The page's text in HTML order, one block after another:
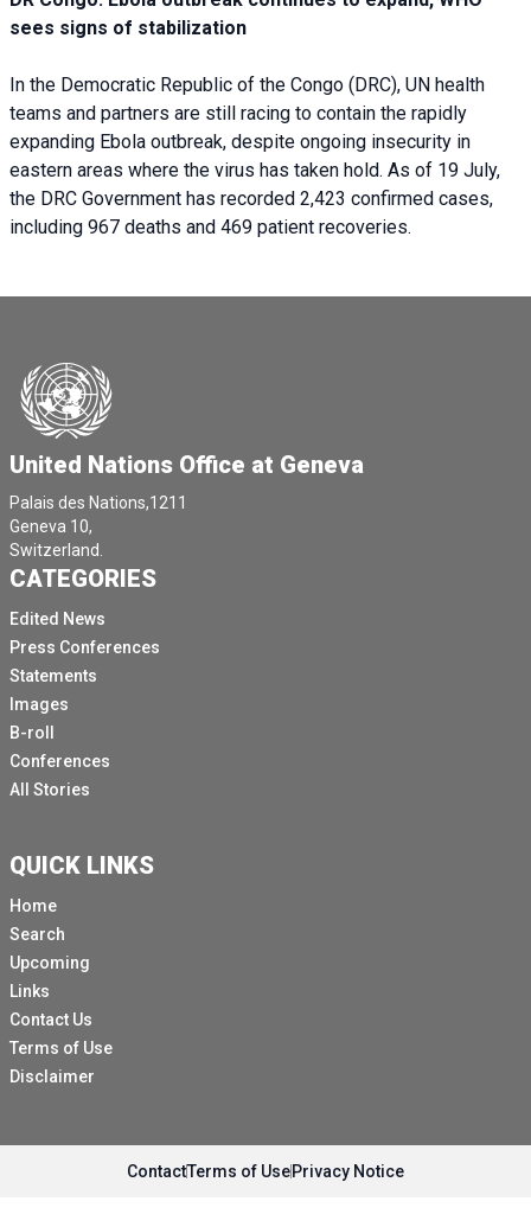
sees signs of stabilization
In the Democratic Republic of the Congo (DRC), UN health
teams and partners are still racing to contain the rapidly
expanding Ebola outbreak, despite ongoing insecurity in
eastern areas where the virus has taken hold. As of 19 July,
the DRC Government has recorded 2,423 confirmed cases,
including 967 deaths and 469 patient recoveries.
United Nations Office at Geneva
Palais des Nations,1211
Geneva 10,
Switzerland.
CATEGORIES
Edited News
Press Conferences
Statements
Images
B-roll
Conferences
All Stories
QUICK LINKS
Home
Search
Upcoming
Links
Contact Us
Terms of Use
Disclaimer
ContactTerms of UsePrivacy Notice